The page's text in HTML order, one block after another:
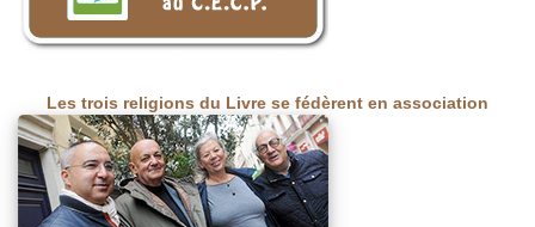
Les trois religions du Livre se fédèrent en association